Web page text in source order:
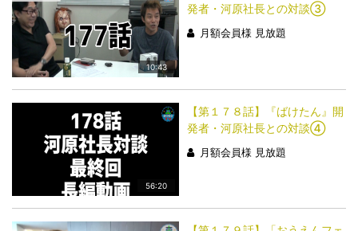
10:43
発者・河原社長との対談③
月額会員様 見放題
56:20
【第１７８話】『ばけたん』開
発者・河原社長との対談④
月額会員様 見放題